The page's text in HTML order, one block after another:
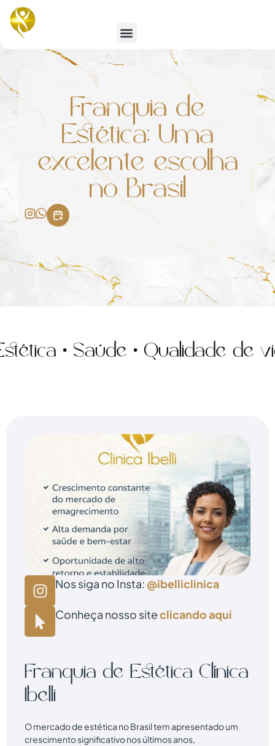
Franquia de
Estética: Uma
excelente escolha
no Brasil
• Saúde • Qualidade de
Nos siga no Insta: @ibelliclinica
Conheça nosso siteclicando aqui
Franquia de Estética Clínica
Ibelli
O mercado de estética no Brasil tem apresentado um
crescimento significativo nos últimos anos,